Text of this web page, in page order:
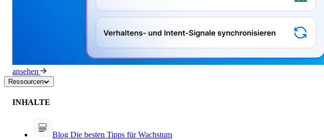
ansehen
Ressourcen
INHALTE
Blog Die besten Tipps für Wachstum